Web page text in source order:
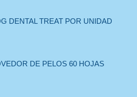
DENTAL TREAT POR UNIDAD
DE PELOS 60 HOJAS